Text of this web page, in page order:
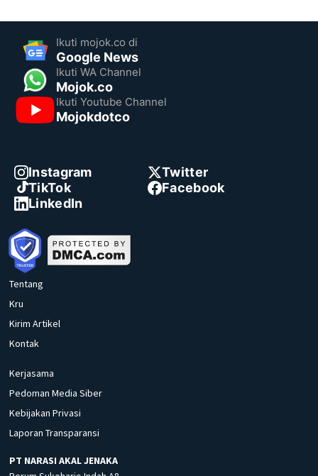
Ikuti mojok.co di
Google News
Ikuti WA Channel
Mojok.co
Ikuti Youtube Channel
Mojokdotco
Instagram
Twitter
TikTok
Facebook
LinkedIn
Tentang
Kru
Kirim Artikel
Kontak
Kerjasama
Pedoman Media Siber
Kebijakan Privasi
Laporan Transparansi
PT NARASI AKAL JENAKA